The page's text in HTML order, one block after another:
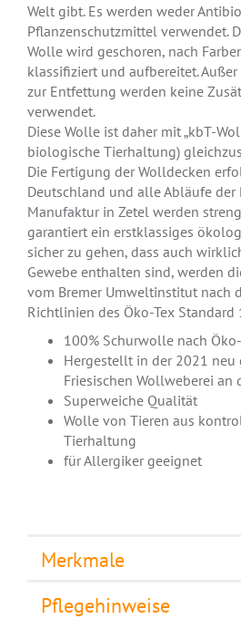
Welt gibt. Es werden weder
Pflanzenschutzmittel verwendet.
Wolle wird geschoren, nach
klassifiziert und aufbereitet.
zur Entfettung werden keine
verwendet.
Diese Wolle ist daher mit „kbT-
biologische Tierhaltung)
Die Fertigung der Wolldecken
Deutschland und alle Abläufe
Manufaktur in Zetel werden
garantiert ein erstklassiges
sicher zu gehen, dass auch
Gewebe enthalten sind, werden
vom Bremer Umweltinstitut nach
Richtlinien des Öko-Tex Standard
100% Schurwolle nach
Hergestellt in der 2021 neu
Friesischen Wollweberei an
Superweiche Qualität
Wolle von Tieren aus
Tierhaltung
für Allergiker geeignet
Merkmale
Pflegehinweise